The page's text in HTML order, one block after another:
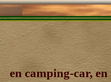
en camping-car,